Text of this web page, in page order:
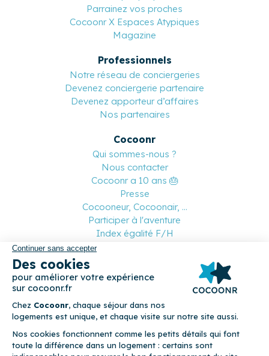
Parrainez vos proches
Cocoonr X Espaces Atypiques
Magazine
Professionnels
Notre réseau de conciergeries
Devenez conciergerie partenaire
Devenez apporteur d’affaires
Nos partenaires
Cocoonr
Qui sommes-nous ?
Nous contacter
Cocoonr a 10 ans 🎂
Presse
Cocooneur, Cocoonair, ...
Participer à l'aventure
Index égalité F/H
Paiement sécurisé